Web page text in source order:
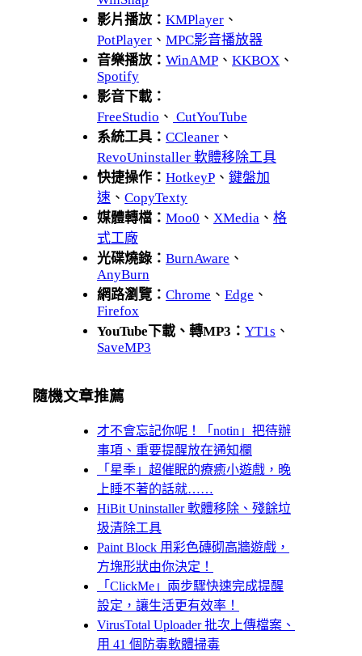
影片播放： KMPlayer 、
PotPlayer 、 MPC影音播放器
音樂播放： WinAMP 、 KKBOX 、
Spotify
影音下載：
FreeStudio 、 CutYouTube
系統工具： CCleaner 、
RevoUninstaller 軟體移除工具
快捷操作： HotkeyP 、 鍵盤加
速 、 CopyTexty
媒體轉檔： Moo0 、 XMedia 、 格
式工廠
光碟燒錄： BurnAware 、
AnyBurn
網路瀏覽： Chrome 、 Edge 、
Firefox
YouTube下載、轉MP3： YT1s 、
SaveMP3
隨機文章推薦
才不會忘記你呢！「notin」把待辦
事項、重要提醒放在通知欄
「星季」超催眠的療癒小遊戲，晚
上睡不著的話就……
HiBit Uninstaller 軟體移除、殘餘垃
圾清除工具
Paint Block 用彩色磚砌高牆遊戲，
方塊形狀由你決定！
「ClickMe」兩步驟快速完成提醒
設定，讓生活更有效率！
VirusTotal Uploader 批次上傳檔案、
用 41 個防毒軟體掃毒